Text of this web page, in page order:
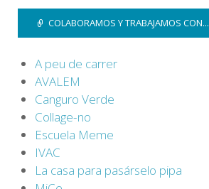
COLABORAMOS Y TRABAJAMOS CON...
A peu de carrer
AVALEM
Canguro Verde
Collage-no
Escuela Meme
IVAC
La casa para pasárselo pipa